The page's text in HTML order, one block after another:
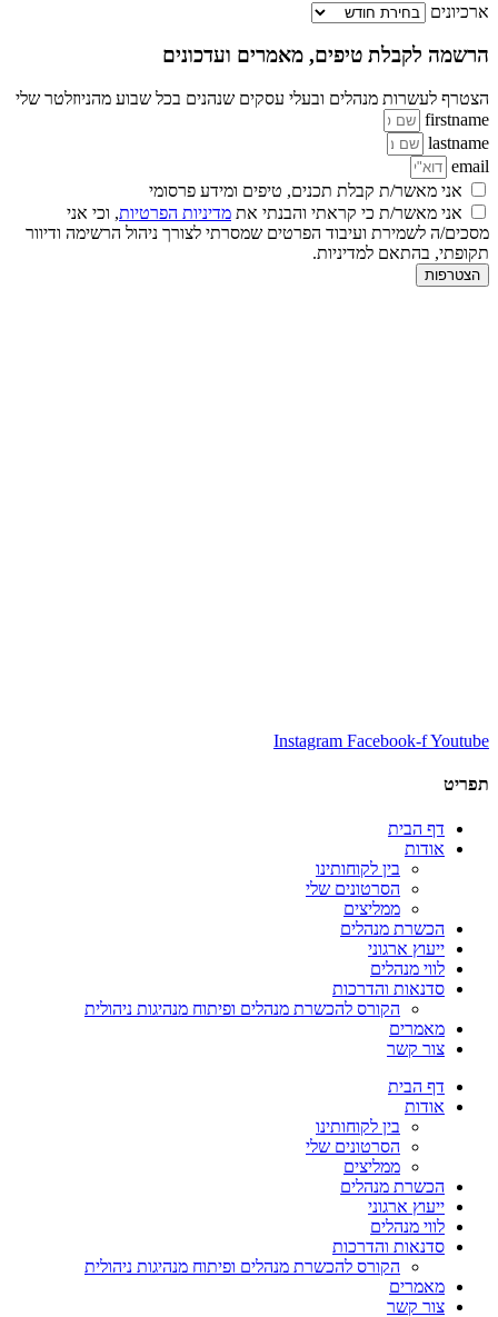
ארכיונים
הרשמה לקבלת טיפים, מאמרים ועדכונים
הצטרף לעשרות מנהלים ובעלי עסקים שנהנים בכל שבוע מהניוזלטר שלי
firstname
lastname
email
אני מאשר/ת קבלת תכנים, טיפים ומידע פרסומי
אני מאשר/ת כי קראתי והבנתי את מדיניות הפרטיות, וכי אני
מסכים/ה לשמירת ועיבוד הפרטים שמסרתי לצורך ניהול הרשימה ודיוור
תקופתי, בהתאם למדיניות.
הצטרפות
Instagram Facebook-fYoutube
תפריט
דף הבית
אודות
בין לקוחותינו
הסרטונים שלי
ממליצים
הכשרת מנהלים
ייעוץ ארגוני
לווי מנהלים
סדנאות והדרכות
הקורס להכשרת מנהלים ופיתוח מנהיגות ניהולית
מאמרים
צור קשר
דף הבית
אודות
בין לקוחותינו
הסרטונים שלי
ממליצים
הכשרת מנהלים
ייעוץ ארגוני
לווי מנהלים
סדנאות והדרכות
הקורס להכשרת מנהלים ופיתוח מנהיגות ניהולית
מאמרים
צור קשר